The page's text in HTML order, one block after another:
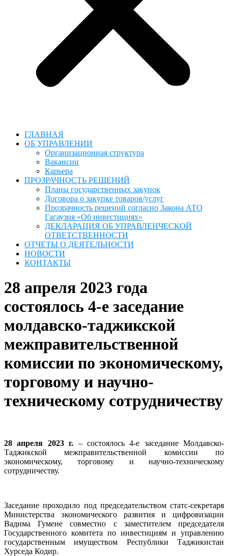
ГЛАВНАЯ
ОБ УПРАВЛЕНИИ
Организационная структура
Вакансии
Карьера
ПРОЗРАЧНОСТЬ РЕШЕНИЙ
Планы государственных закупок
Договора о закупке товаров/услуг
Прозрачность решений согласно Закона АТО
Гагаузия «Об инвестициях»
ДЕКЛАРАЦИЯ ОБ УПРАВЛЕНЧЕСКОЙ
ОТВЕТСТВЕННОСТИ
ОТЧЕТЫ О ДЕЯТЕЛЬНОСТИ
НОВОСТИ
КОНТАКТЫ
28 апреля 2023 года
состоялось 4-е заседание
молдавско-таджикской
межправительственной
комиссии по экономическому,
торговому и научно-
техническому сотрудничеству
28 апреля 2023 г. – состоялось 4-е заседание Молдавско-
Таджикской межправительственной комиссии по
экономическому, торговому и научно-техническому
сотрудничеству.
Заседание проходило под председательством статс-секретаря
Министерства экономического развития и цифровизации
Вадима Гумене совместно с заместителем председателя
Государственного комитета по инвестициям и управлению
государственным имуществом Республики Таджикистан
Хурседа Кодир.